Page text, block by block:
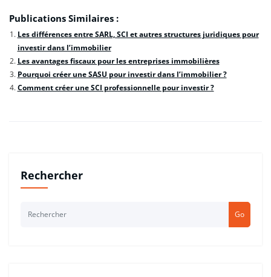
Publications Similaires :
Les différences entre SARL, SCI et autres structures juridiques pour
investir dans l’immobilier
Les avantages fiscaux pour les entreprises immobilières
Pourquoi créer une SASU pour investir dans l’immobilier ?
Comment créer une SCI professionnelle pour investir ?
Rechercher
Go